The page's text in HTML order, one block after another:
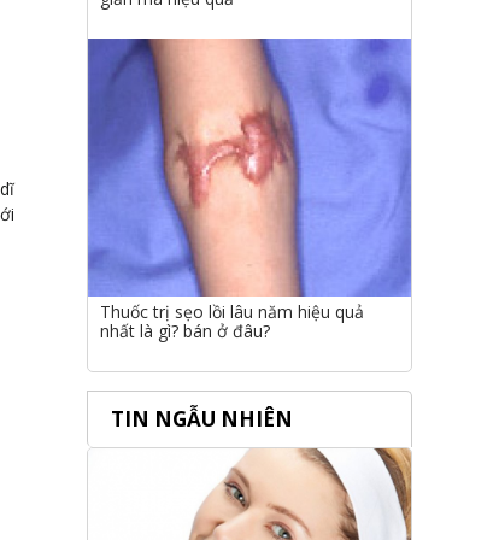
Thuốc trị sẹo lồi lâu năm hiệu quả
nhất là gì? bán ở đâu?
TIN NGẪU NHIÊN